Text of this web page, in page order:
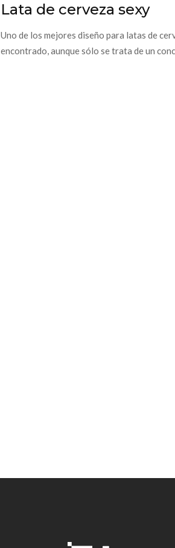
Lata de cerveza sexy
Uno de los mejores diseño para latas de
encontrado, aunque sólo se trata de un